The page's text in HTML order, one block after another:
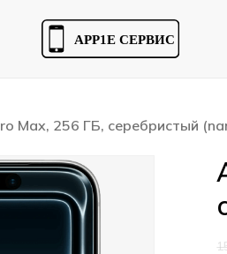
Max, 256 ГБ, серебристый